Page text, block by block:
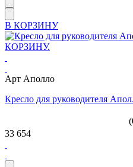
В КОРЗИНУ
Арт Аполло
Кресло для руководителя
33 654